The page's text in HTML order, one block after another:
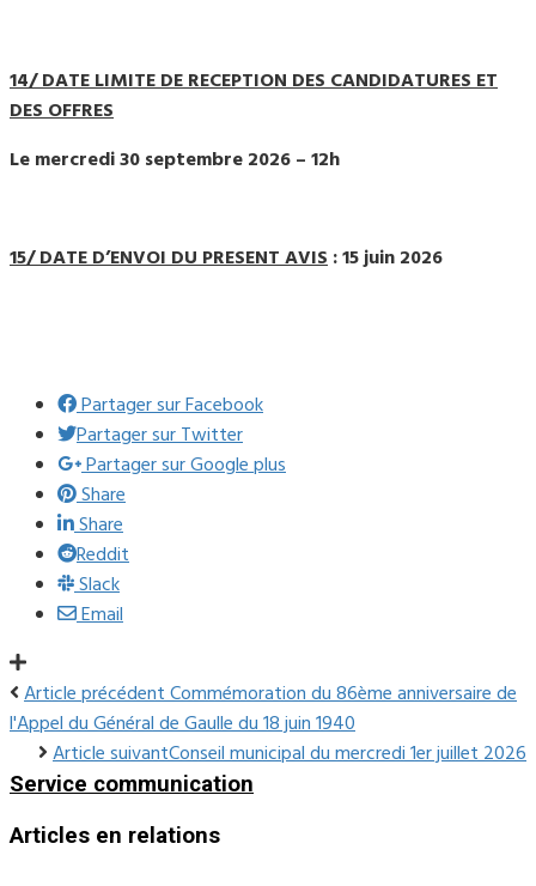
14/DATE LIMITE DE RECEPTION DES CANDIDATURES ET
DES OFFRES
Le mercredi 30 septembre 2026 – 12h
15/ DATE D’ENVOI DU PRESENT AVIS: 15 juin 2026
Partager sur Facebook
Partager sur Twitter
Partager sur Google plus
Share
Share
Reddit
Slack
Email
Article précédentCommémoration du 86ème anniversaire de
l'Appel du Général de Gaulle du 18 juin 1940
Article suivantConseil municipal du mercredi 1er juillet 2026
Service communication
Articles en relations